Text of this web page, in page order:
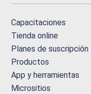
Capacitaciones
Tienda online
Planes de suscripción
Productos
App y herramientas
Micrositios